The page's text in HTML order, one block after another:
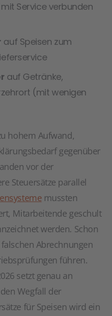
Service verbunden
auf Speisen zum
auf Getränke,
(mit wenigen
hohem Aufwand,
gegenüber
vor der
Steuersätze parallel
mussten
Mitarbeitende geschult
werden. Schon
Abrechnungen
führen.
setzt genau an
Wegfall der
für Speisen wird ein